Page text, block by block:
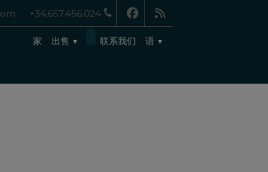
+34.657.456.024
家 出售 联系我们 语